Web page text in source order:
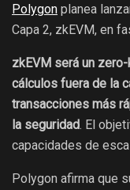
Polygon planea
Capa 2, zkEVM, en
zkEVM será un
cálculos fuera de la
transacciones más
la seguridad. El
capacidades de
Polygon afirma que